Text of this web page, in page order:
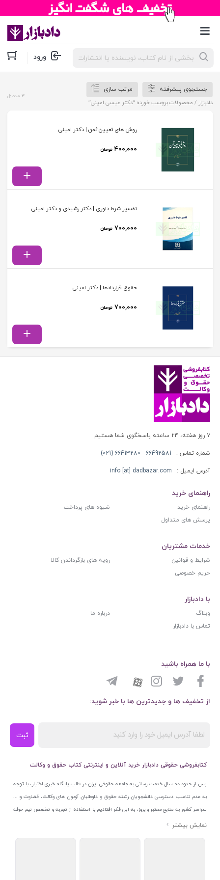
جستجوی
محصولات ورود
جستجوی پیشرفته
مرتب سازی
دادبازار / محصولات برچسب خورده “دکتر عیسی امینی”
3 محصول
روش های تعیین ثمن | دکتر امینی
۴۰۰,۰۰۰ تومان
تفسیر شرط داوری | دکتر رشیدی و دکتر امینی
۷۰۰,۰۰۰ تومان
حقوق قراردادها | دکتر امینی
۷۰۰,۰۰۰ تومان
۷ روز هفته، ۲۴ ساعته پاسخگوی شما هستیم
شماره تماس : 66492581 - 66413280 (021)
آدرس ایمیل : info [at] dadbazar.com
راهنمای خرید
راهنمای خرید
شیوه های پرداخت
پرسش های متداول
خدمات مشتریان
شرایط و قوانین
رویه های بازگرداندن کالا
حریم خصوصی
با دادبازار
وبلاگ
درباره ما
تماس با دادبازار
از تخفیف ها و جدیدترین ها با خبر شوید:
ثبت
با ما همراه باشید
کتابفروشی حقوقی دادبازار خرید آنلاین و اینترنتی کتاب حقوق و وکالت
پس از حدود ده سال خدمت رسانی به جامعه حقوقی ایران در قالب پایگاه خبری اختبار، با توجه
به عدم تناسب دسترسی دانشجویان رشته حقوق و داوطلبان آزمون های وکالت، قضاوت و ...
سراسر کشور به منابع معتبر و بروز، به این فکر افتادیم با استفاده از تجربه و تخصص تیم حرفه
ای اختبار خدمتی جدید به جامعه حقوقی ایران ارائه کنیم. به این منظور با راه اندازی و تجهیز